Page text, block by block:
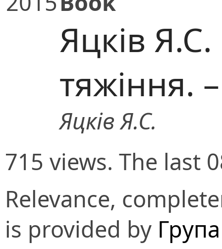
Яцків
тяжіння.
Яцків Я.С.
715 views. The last
Relevance,
is provided by